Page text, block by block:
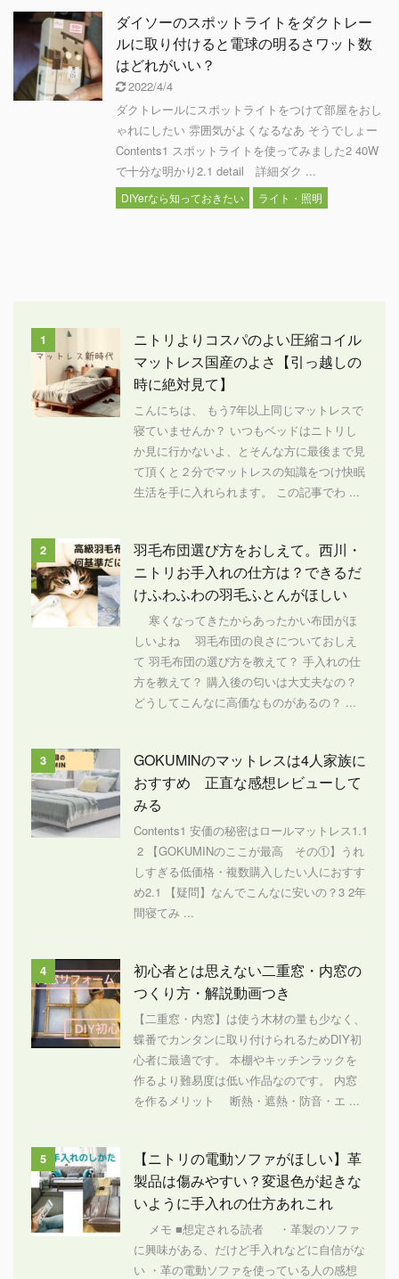
ダイソーのスポットライトをダクトレー
ルに取り付けると電球の明るさワット数
はどれがいい？
2022/4/4
ダクトレールにスポットライトをつけて部屋をおし
ゃれにしたい 雰囲気がよくなるなあ そうでしょー
Contents1 スポットライトを使ってみました2 40W
で十分な明かり2.1 detail 詳細ダク ...
DIYerなら知っておきたい ライト・照明
1
ニトリよりコスパのよい圧縮コイル
マットレス国産のよさ【引っ越しの
時に絶対見て】
こんにちは、 もう7年以上同じマットレスで
寝ていませんか？ いつもベッドはニトリし
か見に行かないよ、とそんな方に最後まで見
て頂くと２分でマットレスの知識をつけ快眠
生活を手に入れられます。 この記事でわ ...
2
羽毛布団選び方をおしえて。西川・
ニトリお手入れの仕方は？できるだ
けふわふわの羽毛ふとんがほしい
寒くなってきたからあったかい布団がほ
しいよね 羽毛布団の良さについておしえ
て 羽毛布団の選び方を教えて？ 手入れの仕
方を教えて？ 購入後の匂いは大丈夫なの？
どうしてこんなに高価なものがあるの？ ...
3
GOKUMINのマットレスは4人家族に
おすすめ 正直な感想レビューして
みる
Contents1 安価の秘密はロールマットレス1.1
2 【GOKUMINのここが最高 その①】うれ
しすぎる低価格・複数購入したい人におすす
め2.1 【疑問】なんでこんなに安いの？3 2年
間寝てみ ...
4
初心者とは思えない二重窓・内窓の
つくり方・解説動画つき
【二重窓・内窓】は使う木材の量も少なく、
蝶番でカンタンに取り付けられるためDIY初
心者に最適です。 本棚やキッチンラックを
作るより難易度は低い作品なのです。 内窓
を作るメリット 断熱・遮熱・防音・エ ...
5
【ニトリの電動ソファがほしい】革
製品は傷みやすい？変退色が起きな
いように手入れの仕方あれこれ
メモ ■想定される読者 ・革製のソファ
に興味がある、だけど手入れなどに自信がな
い ・革の電動ソファを使っている人の感想